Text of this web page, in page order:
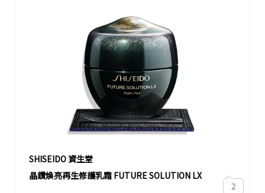
SHISEIDO 資生堂
晶鑽煥亮再生修護乳霜 FUTURE SOLUTION LX
2